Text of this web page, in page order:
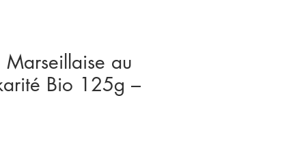
Marseillaise au
Bio 125g –